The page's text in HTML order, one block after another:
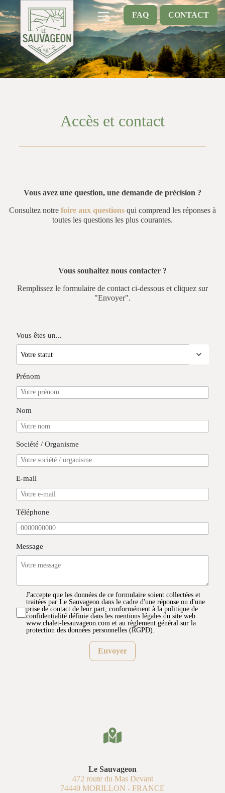
FAQ CONTACT
Accès et contact
Vous avez une question, une demande de précision ?
Consultez notre foire aux questions qui comprend les réponses à
toutes les questions les plus courantes.
Vous souhaitez nous contacter ?
Remplissez le formulaire de contact ci-dessous et cliquez sur
"Envoyer".
Vous êtes un...
Prénom
Nom
Société / Organisme
E-mail
Téléphone
Message
J'accepte que les données de ce formulaire soient collectées et
traitées par Le Sauvageon dans le cadre d'une réponse ou d'une
prise de contact de leur part, conformément à la politique de
confidentialité définie dans les mentions légales du site web
www.chalet-lesauvageon.com et au règlement général sur la
protection des données personnelles (RGPD).
Envoyer
Le Sauvageon
472 route du Mas Devant
74440 MORILLON - FRANCE